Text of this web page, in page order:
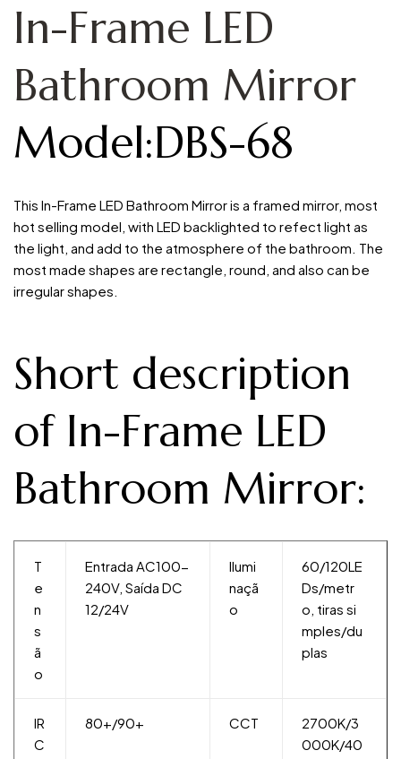
In-Frame LED
Bathroom Mirror
Model:DBS-68
This In-Frame LED Bathroom Mirror is a framed mirror, most
hot selling model, with LED backlighted to refect light as
the light, and add to the atmosphere of the bathroom. The
most made shapes are rectangle, round, and also can be
irregular shapes.
Short description
of In-Frame LED
Bathroom Mirror:
T
e
n
s
ã
o
Entrada AC100-
240V, Saída DC
12/24V
Ilumi
naçã
o
60/120LE
Ds/metr
o, tiras si
mples/du
plas
IR
C
80+/90+ CCT
2700K/3
000K/40